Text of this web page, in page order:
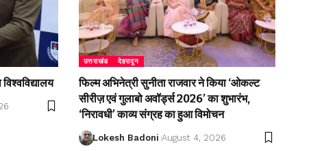
उत्तराखंड देहरादून
फिल्म अभिनेत्री सुनीता राजवार ने किया ‘ओकल्ट
सीरीज़ एवं गुलाबो अवॉर्ड्स 2026’ का शुभारंभ,
‘निरावधी’ काव्य संग्रह का हुआ विमोचन
Lokesh Badoni August 4, 2026